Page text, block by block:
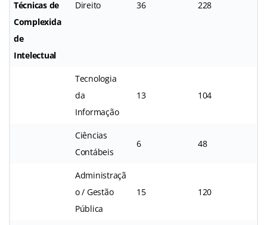
Técnicas de
Complexida
de
Intelectual
Direito 36 228
Tecnologia
da
Informação
13 104
Ciências
Contábeis
6 48
Administraçã
o / Gestão
Pública
15 120